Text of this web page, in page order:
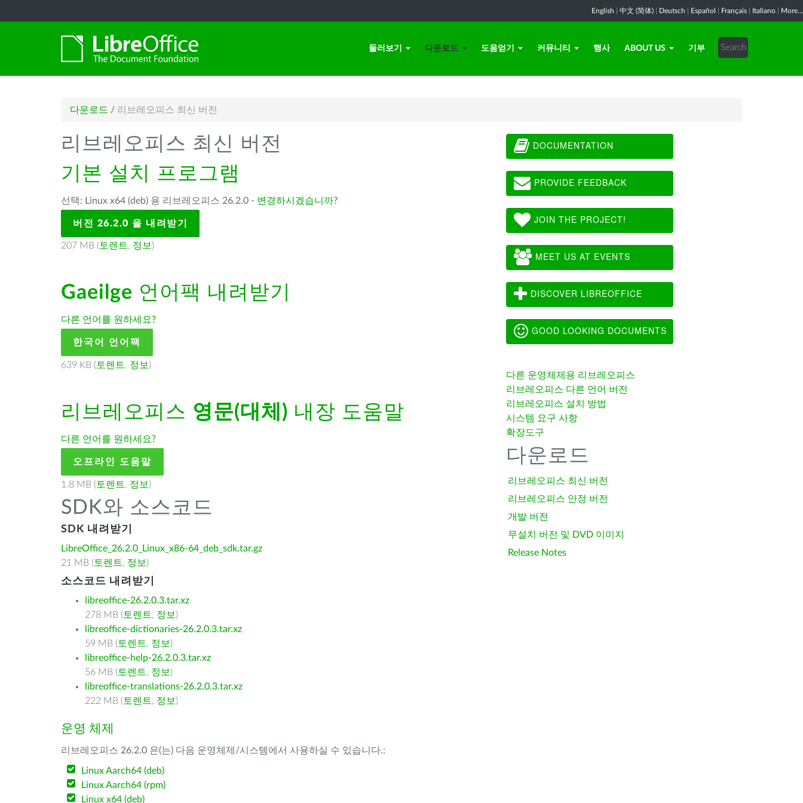
English 中文 (简体) Deutsch Español Français Italiano More...
둘러보기 다운로드 도움얻기 커뮤니티 행사 ABOUT US 기부
다운로드 / 리브레오피스 최신 버전
리브레오피스 최신 버전
기본 설치 프로그램
선택: Linux x64 (deb) 용 리브레오피스 26.2.0 - 변경하시겠습니까?
버전 26.2.0 을 내려받기
207 MB ( 토렌트, 정보 )
Gaeilge 언어팩 내려받기
다른 언어를 원하세요?
한국어 언어팩
639 KB ( 토렌트, 정보 )
리브레오피스 영문(대체) 내장 도움말
다른 언어를 원하세요?
오프라인 도움말
1.8 MB ( 토렌트, 정보 )
SDK와 소스코드
SDK 내려받기
LibreOffice_26.2.0_Linux_x86-64_deb_sdk.tar.gz
21 MB ( 토렌트, 정보 )
소스코드 내려받기
libreoffice-26.2.0.3.tar.xz
278 MB ( 토렌트, 정보 )
libreoffice-dictionaries-26.2.0.3.tar.xz
59 MB ( 토렌트, 정보 )
libreoffice-help-26.2.0.3.tar.xz
56 MB ( 토렌트, 정보 )
libreoffice-translations-26.2.0.3.tar.xz
222 MB ( 토렌트, 정보 )
운영 체제
리브레오피스 26.2.0 은(는) 다음 운영체제/시스템에서 사용하실 수 있습니다.:
Linux Aarch64 (deb)
Linux Aarch64 (rpm)
Linux x64 (deb)
DOCUMENTATION
PROVIDE FEEDBACK
JOIN THE PROJECT!
MEET US AT EVENTS
DISCOVER LIBREOFFICE
GOOD LOOKING DOCUMENTS
다른 운영체제용 리브레오피스
리브레오피스 다른 언어 버전
리브레오피스 설치 방법
시스템 요구 사항
확장도구
다운로드
리브레오피스 최신 버전
리브레오피스 안정 버전
개발 버전
무설치 버전 및 DVD 이미지
Release Notes